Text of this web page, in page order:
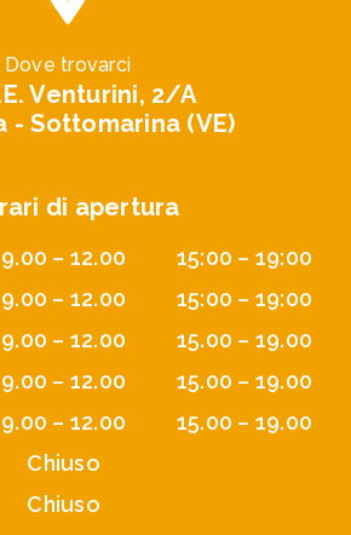
Venturini, 2/A
- Sottomarina (VE)
Dove trovarci
di apertura
9.00 – 12.00
15:00 – 19:00
9.00 – 12.00
15:00 – 19:00
9.00 – 12.00
15.00 – 19.00
9.00 – 12.00
15.00 – 19.00
9.00 – 12.00
15.00 – 19.00
Chiuso
Chiuso